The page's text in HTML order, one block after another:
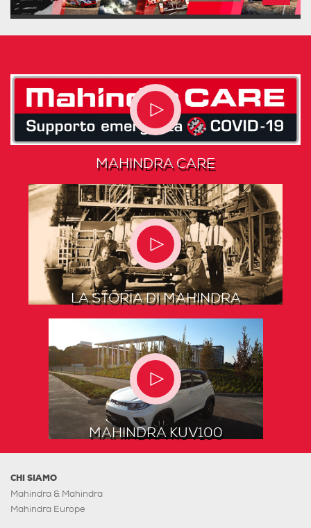
MAHINDRA CARE
LA STORIA DI MAHINDRA
MAHINDRA KUV100
CHI SIAMO
Mahindra & Mahindra
Mahindra Europe